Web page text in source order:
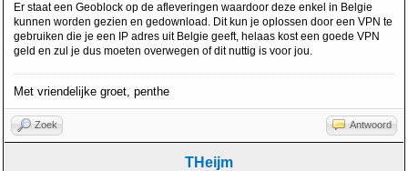
Er staat een Geoblock op de afleveringen waardoor deze enkel in Belgie
kunnen worden gezien en gedownload. Dit kun je oplossen door een VPN te
gebruiken die je een IP adres uit Belgie geeft, helaas kost een goede VPN
geld en zul je dus moeten overwegen of dit nuttig is voor jou.
Met vriendelijke groet, penthe
Zoek Antwoord
THeijm